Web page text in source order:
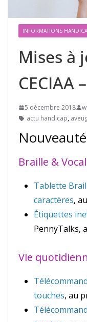
INFORMATIONS
Mises à
CECIAA
5 décembre 2018
actu handicap,
Braille & Vocal
Tablette
caractères,
Étiquettes
PennyTalks,
Vie
touches, au